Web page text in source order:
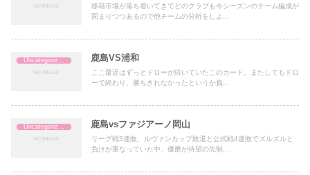
移籍市場が落ち着いてきてどのクラブも今シーズンのチーム編成が
固まりつつあるので他チームの分析をしよ...
Uncategorized 鹿島VS浦和
ここ最近はずっとドローが続いていたこのカード。またしてもドロ
ーで終わり、勝ちきれなかったというか負...
Uncategorized 鹿島vsファジアーノ岡山
リーグ戦3連敗、ルヴァンカップ敗退と公式戦4連敗でズルズルと
負けが重なっていた中、優磨が待望の先制...